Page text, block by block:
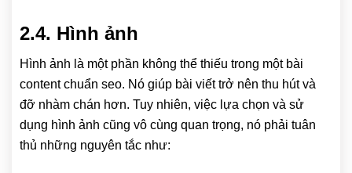
2.4. Hình ảnh
Hình ảnh là một phần không thể thiếu trong một bài
content chuẩn seo. Nó giúp bài viết trở nên thu hút và
đỡ nhàm chán hơn. Tuy nhiên, việc lựa chọn và sử
dụng hình ảnh cũng vô cùng quan trọng, nó phải tuân
thủ những nguyên tắc như: